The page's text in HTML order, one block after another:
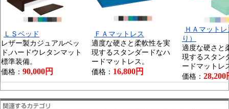
ＬＳベッド
レザー製カジュアルベッ
ド,ハードウレタンマット
標準装備。
価格： 90,000円
ＦＡマットレス
適度な硬さと柔軟性を実
現するスタンダードなハ
ードマットレス。
価格： 16,800円
ＨＡマット
り）
適度な硬さと
現するスタン
ードマットレ
価格： 28,200